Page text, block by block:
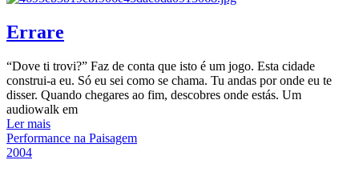
Errare
“Dove ti trovi?” Faz de conta que isto é um jogo. Esta cidade
construi-a eu. Só eu sei como se chama. Tu andas por onde eu te
disser. Quando chegares ao fim, descobres onde estás. Um
audiowalk em
Ler mais
Performance na Paisagem
2004